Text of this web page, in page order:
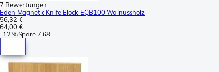
7 Bewertungen
Eden Magnetic Knife Block EQB100 Walnussholz
56,32 €
64,00 €
-12 %Spare7,68